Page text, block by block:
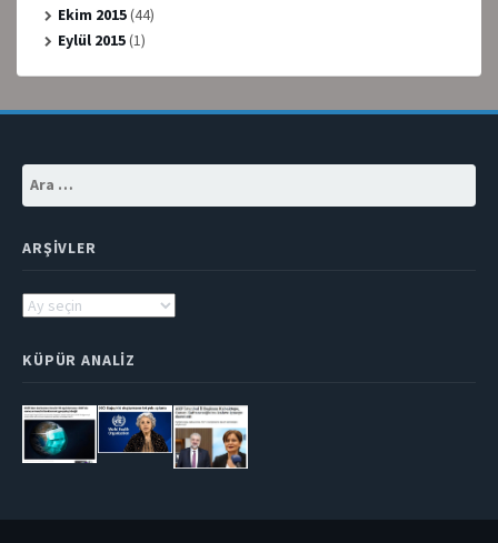
Ekim 2015(44)
Eylül 2015(1)
Arama:
ARŞIVLER
Arşivler
KÜPÜR ANALIZ